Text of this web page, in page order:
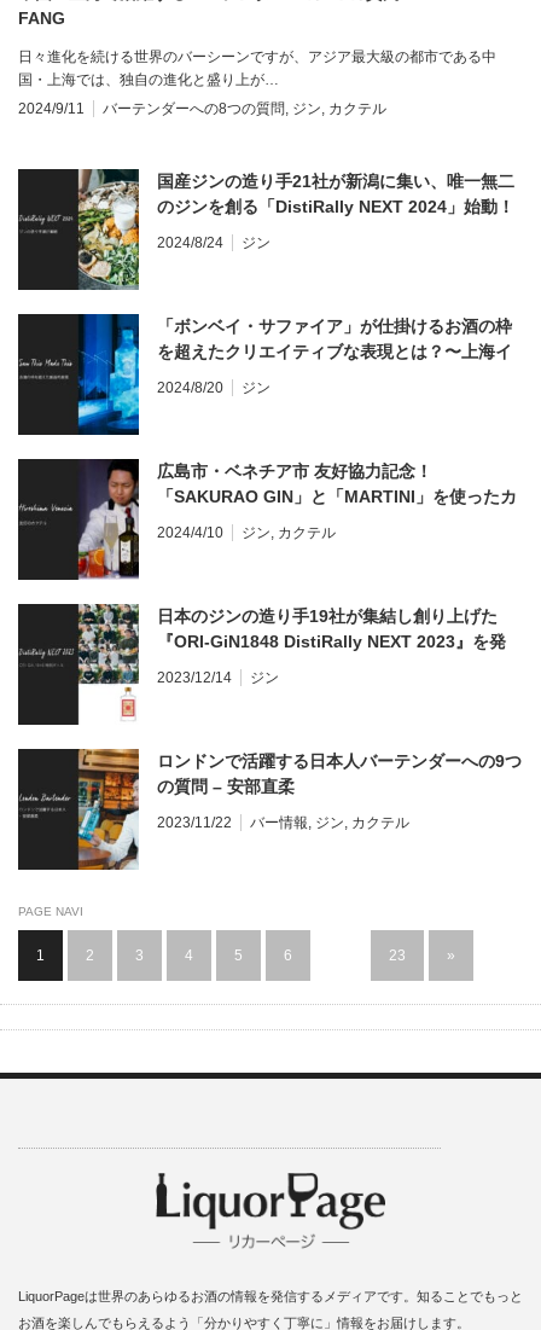
FANG
日々進化を続ける世界のバーシーンですが、アジア最大級の都市である中
国・上海では、独自の進化と盛り上が…
2024/9/11
バーテンダーへの8つの質問, ジン, カクテル
国産ジンの造り手21社が新潟に集い、唯一無二
のジンを創る「DistiRally NEXT 2024」始動！
2024/8/24 ジン
「ボンベイ・サファイア」が仕掛けるお酒の枠
を超えたクリエイティブな表現とは？〜上海イ
ベント取材
2024/8/20 ジン
広島市・ベネチア市 友好協力記念！
「SAKURAO GIN」と「MARTINI」を使ったカ
クテルプロモーションを開催！
2024/4/10 ジン, カクテル
日本のジンの造り手19社が集結し創り上げた
『ORI-GiN1848 DistiRally NEXT 2023』を発
2023/12/14 ジン
ロンドンで活躍する日本人バーテンダーへの9つ
の質問 – 安部直柔
2023/11/22 バー情報, ジン, カクテル
PAGE NAVI
1 2 3 4 5 6 23 »
LiquorPageは世界のあらゆるお酒の情報を発信するメディアです。知ることでもっと
お酒を楽しんでもらえるよう「分かりやすく丁寧に」情報をお届けします。